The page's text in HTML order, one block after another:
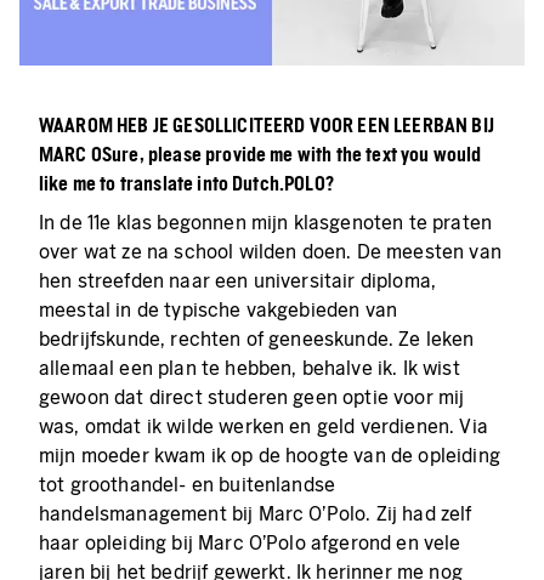
WAAROM HEB JE GESOLLICITEERD VOOR EEN LEERBAN BIJ
MARC OSure, please provide me with the text you would
like me to translate into Dutch.POLO?
In de 11e klas begonnen mijn klasgenoten te praten
over wat ze na school wilden doen. De meesten van
hen streefden naar een universitair diploma,
meestal in de typische vakgebieden van
bedrijfskunde, rechten of geneeskunde. Ze leken
allemaal een plan te hebben, behalve ik. Ik wist
gewoon dat direct studeren geen optie voor mij
was, omdat ik wilde werken en geld verdienen. Via
mijn moeder kwam ik op de hoogte van de opleiding
tot groothandel- en buitenlandse
handelsmanagement bij Marc O'Polo. Zij had zelf
haar opleiding bij Marc O'Polo afgerond en vele
jaren bij het bedrijf gewerkt. Ik herinner me nog